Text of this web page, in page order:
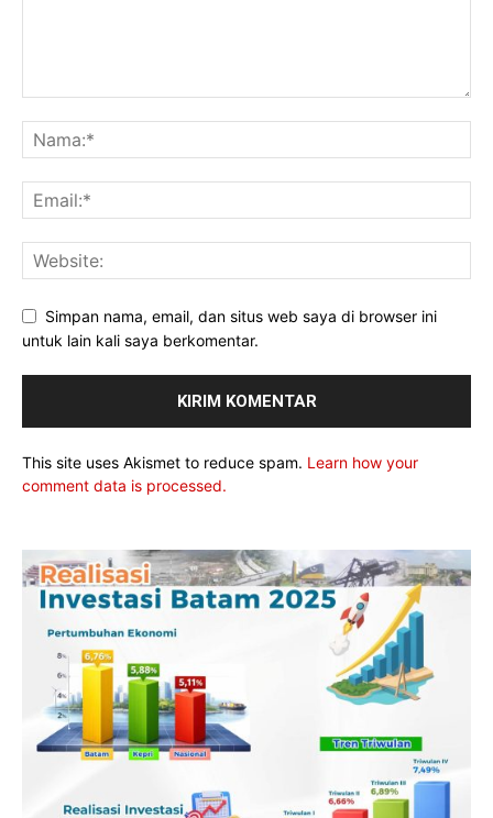
Simpan nama, email, dan situs web saya di browser ini
untuk lain kali saya berkomentar.
This site uses Akismet to reduce spam. Learn how your
comment data is processed.